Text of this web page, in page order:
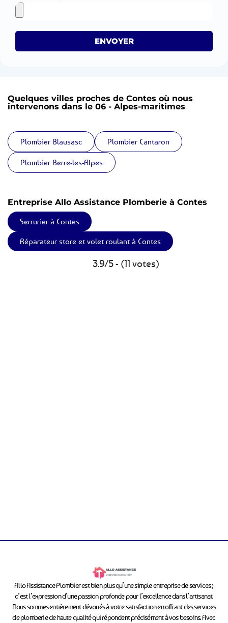
ENVOYER
Quelques villes proches de Contes où nous
intervenons dans le 06 - Alpes-maritimes
Plombier Blausasc Plombier Cantaron
Plombier Berre-les-Alpes
Entreprise Allo Assistance Plomberie à Contes
Serrurier à Contes
Réparateur store et volet roulant à Contes
3.9/5 - (11 votes)
Allo Assistance Plombier est bien plus qu’une simple entreprise de services ;
c’est l’expression d’une passion profonde pour l’excellence dans l’artisanat.
Nous sommes entièrement dévoués à votre satisfaction en offrant des services
de plomberie de haute qualité qui répondent précisément à vos besoins. Avec